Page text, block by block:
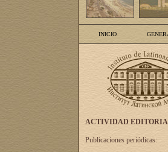
INICIO
ACTIVIDAD
Publicaciones periódicas: